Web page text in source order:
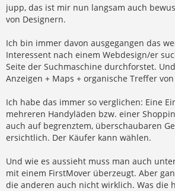
jupp, das ist mir nun langsam auch
von Designern.
Ich bin immer davon ausgegangen das
Interessent nach einem Webdesign/er
Seite der Suchmaschine durchforstet.
Anzeigen + Maps + organische Treffer
Ich habe das immer so verglichen: Eine
mehreren Handyläden bzw. einer
auch auf begrenztem, überschaubaren
ersichtlich. Der Käufer kann wählen.
Und wie es aussieht muss man auch
mit einem FirstMover überzeugt. Aber
die anderen auch nicht wirklich. Was die